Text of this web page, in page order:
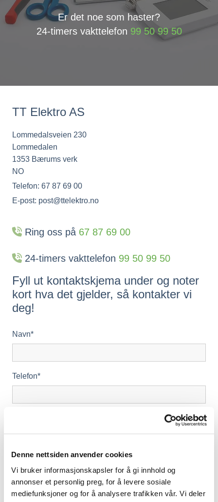
Denne nettsiden anvender cookies
Vi bruker informasjonskapsler for å gi innhold og
annonser et personlig preg, for å levere sosiale
mediefunksjoner og for å analysere trafikken vår. Vi deler
Er det noe som haster?
24-timers vakttelefon 99 50 99 50
TT Elektro AS
Lommedalsveien 230
Lommedalen
1353 Bærums verk
NO
Telefon: 67 87 69 00
E-post: post@ttelektro.no
 Ring oss på 67 87 69 00
 24-timers vakttelefon 99 50 99 50
Fyll ut kontaktskjema under og noter
kort hva det gjelder, så kontakter vi
deg!
Navn*
Telefon*
Adresse*